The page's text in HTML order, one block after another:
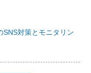
SNS対策とモニタリン